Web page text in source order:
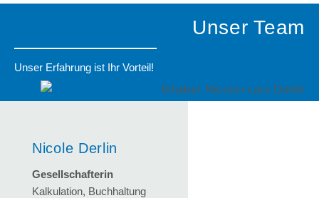
Unser Team
Unser Erfahrung ist Ihr Vorteil!
Nicole Derlin
Gesellschafterin
Kalkulation, Buchhaltung